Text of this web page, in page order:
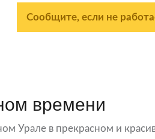
Сообщите, если не
времени
Урале в прекрасном и